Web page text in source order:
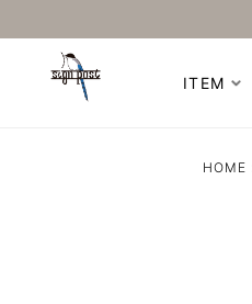
ITEM
HOME